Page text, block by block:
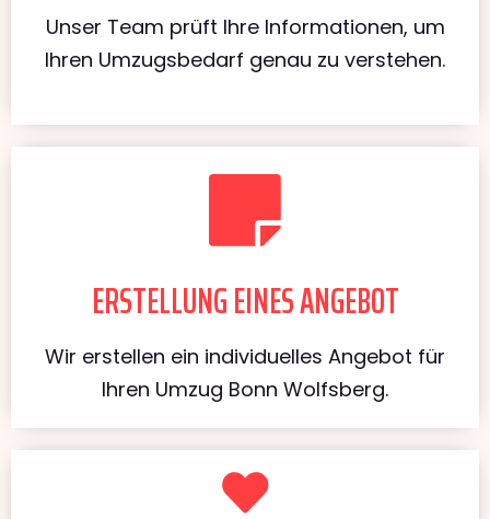
Unser Team prüft Ihre Informationen, um
Ihren Umzugsbedarf genau zu verstehen.
ERSTELLUNG EINES ANGEBOT
Wir erstellen ein individuelles Angebot für
Ihren Umzug Bonn Wolfsberg.